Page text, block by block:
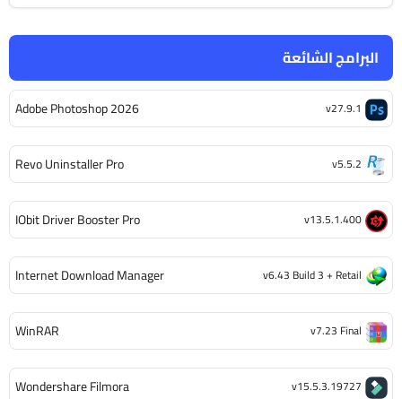
البرامج الشائعة
Adobe Photoshop 2026 v27.9.1
Revo Uninstaller Pro v5.5.2
IObit Driver Booster Pro v13.5.1.400
Internet Download Manager v6.43 Build 3 + Retail
WinRAR v7.23 Final
Wondershare Filmora v15.5.3.19727